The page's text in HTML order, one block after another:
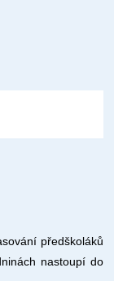
předškoláků
nastoupí do